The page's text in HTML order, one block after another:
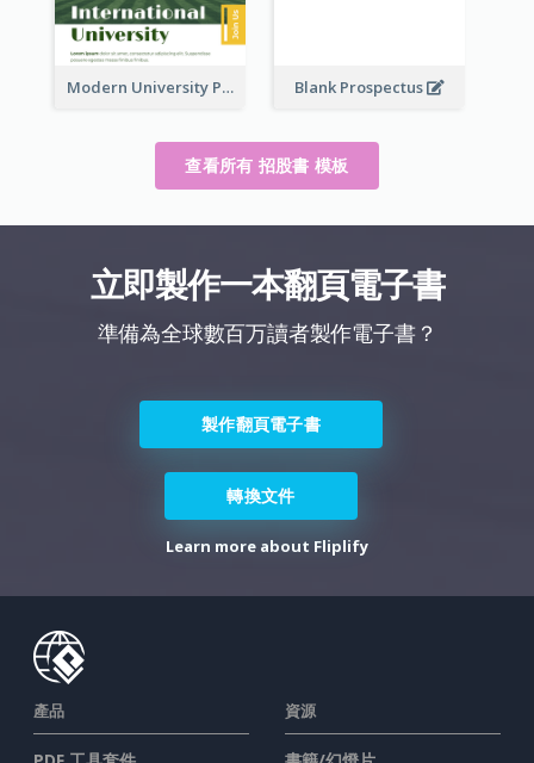
Modern University Prospectus Blank Prospectus
查看所有 招股書 模板
立即製作一本翻頁電子書
準備為全球數百万讀者製作電子書？
製作翻頁電子書
轉換文件
Learn more about Fliplify
產品 資源